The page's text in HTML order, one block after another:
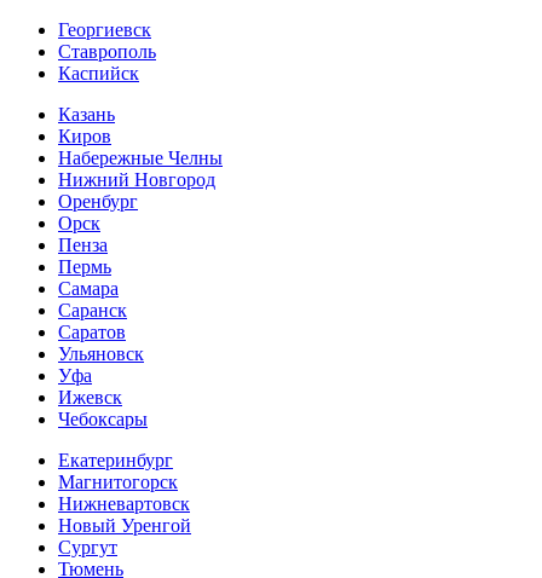
Георгиевск
Ставрополь
Каспийск
Казань
Киров
Набережные Челны
Нижний Новгород
Оренбург
Орск
Пенза
Пермь
Самара
Саранск
Саратов
Ульяновск
Уфа
Ижевск
Чебоксары
Екатеринбург
Магнитогорск
Нижневартовск
Новый Уренгой
Сургут
Тюмень